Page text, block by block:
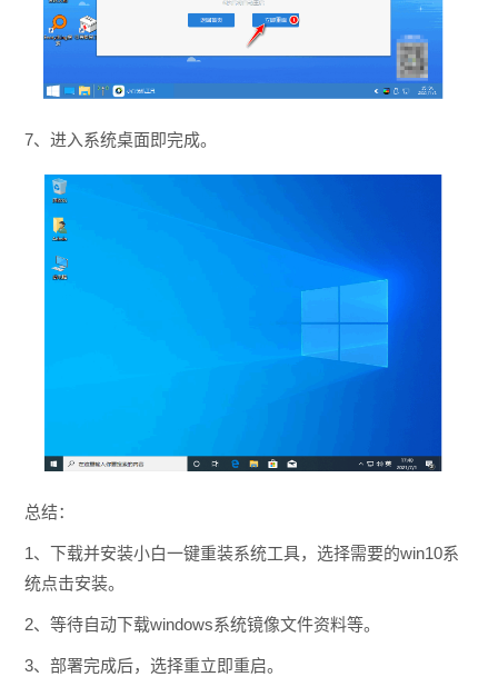
7、进入系统桌面即完成。
总结：
1、下载并安装小白一键重装系统工具，选择需要的win10系
统点击安装。
2、等待自动下载windows系统镜像文件资料等。
3、部署完成后，选择重立即重启。